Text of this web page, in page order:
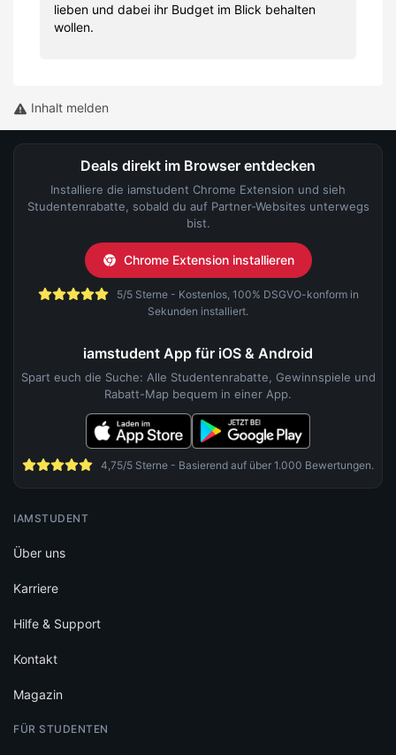
lieben und dabei ihr Budget im Blick behalten
wollen.
Inhalt melden
Deals direkt im Browser entdecken
Installiere die iamstudent Chrome Extension und sieh
Studentenrabatte, sobald du auf Partner-Websites unterwegs
bist.
Chrome Extension installieren
5/5 Sterne - Kostenlos, 100% DSGVO-konform in
Sekunden installiert.
iamstudent App für iOS & Android
Spart euch die Suche: Alle Studentenrabatte, Gewinnspiele und
Rabatt-Map bequem in einer App.
4,75/5 Sterne - Basierend auf über 1.000 Bewertungen.
IAMSTUDENT
Über uns
Karriere
Hilfe & Support
Kontakt
Magazin
FÜR STUDENTEN